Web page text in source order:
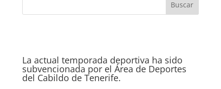
La actual temporada deportiva ha sido
subvencionada por el Área de Deportes
del Cabildo de Tenerife.